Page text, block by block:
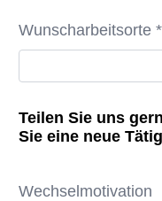
Wunscharbeitsorte *
Teilen Sie uns
Sie eine neue
Wechselmotivation